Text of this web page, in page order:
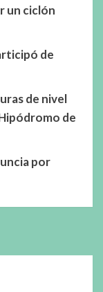
un ciclón
de
de nivel
de
por